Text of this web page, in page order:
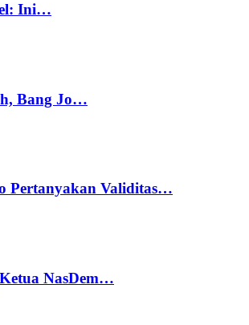
Ini…
Bang Jo…
Pertanyakan Validitas…
NasDem…